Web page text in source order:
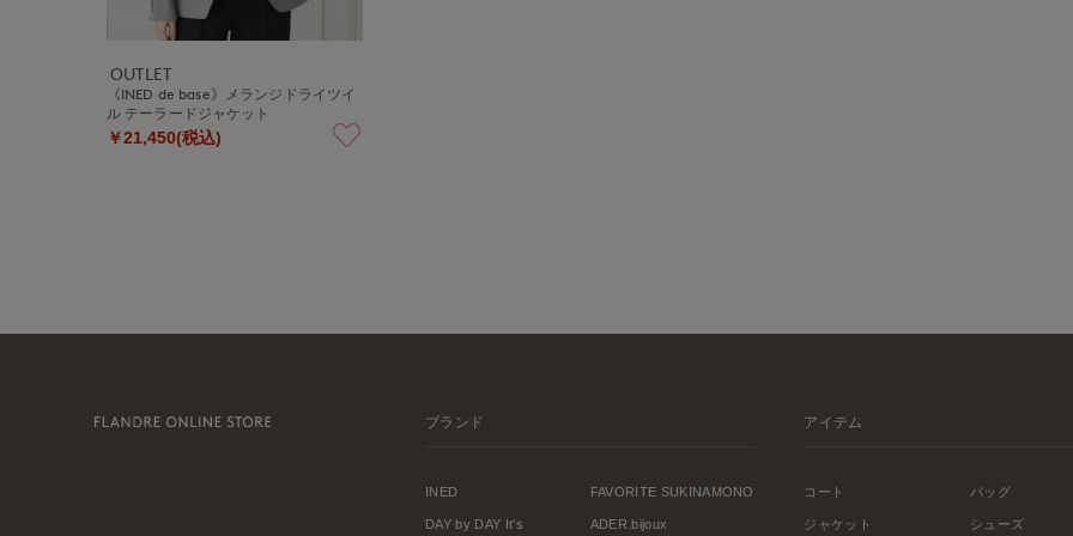
OUTLET
《INED de base》メランジドライツイ
ル テーラードジャケット
￥21,450(税込)
ブランド
INED
DAY by DAY It's
FAVORITE SUKINAMONO
ADER.bijoux
アイテム
コート
ジャケット
バッグ
シューズ